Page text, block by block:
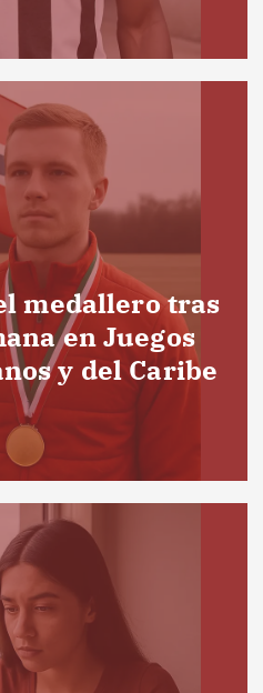
medallero tras
en Juegos
y del Caribe